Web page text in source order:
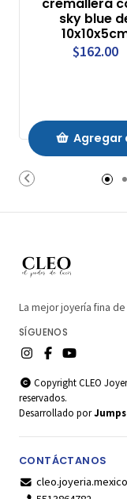
sky blue
$162.00
Agregar
Carrito
La mejor joyería fina
SÍGUENOS
Copyright CLEO
reservados.
Desarrollado por
CONTÁCTANOS